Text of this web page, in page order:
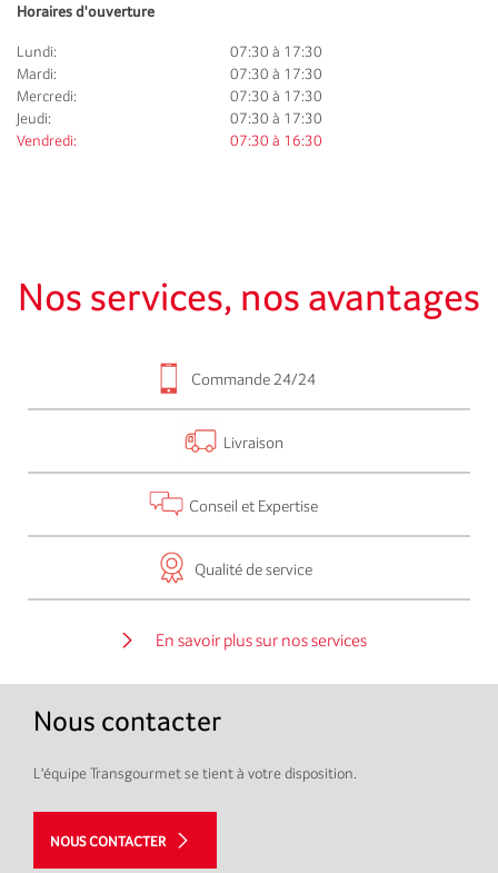
Horaires d'ouverture
Lundi:
07:30 à 17:30
Mardi:
07:30 à 17:30
Mercredi:
07:30 à 17:30
Jeudi:
07:30 à 17:30
Vendredi:
07:30 à 16:30
Nos services, nos avantages
Commande 24/24
Livraison
Conseil et Expertise
Qualité de service
En savoir plus sur nos services
Nous contacter
L'équipe Transgourmet se tient à votre disposition.
NOUS CONTACTER